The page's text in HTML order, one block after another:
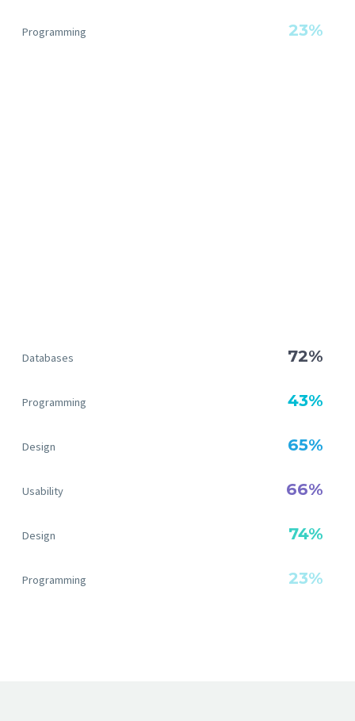
Programming 23%
Databases 72%
Programming 43%
Design 65%
Usability 66%
Design 74%
Programming 23%